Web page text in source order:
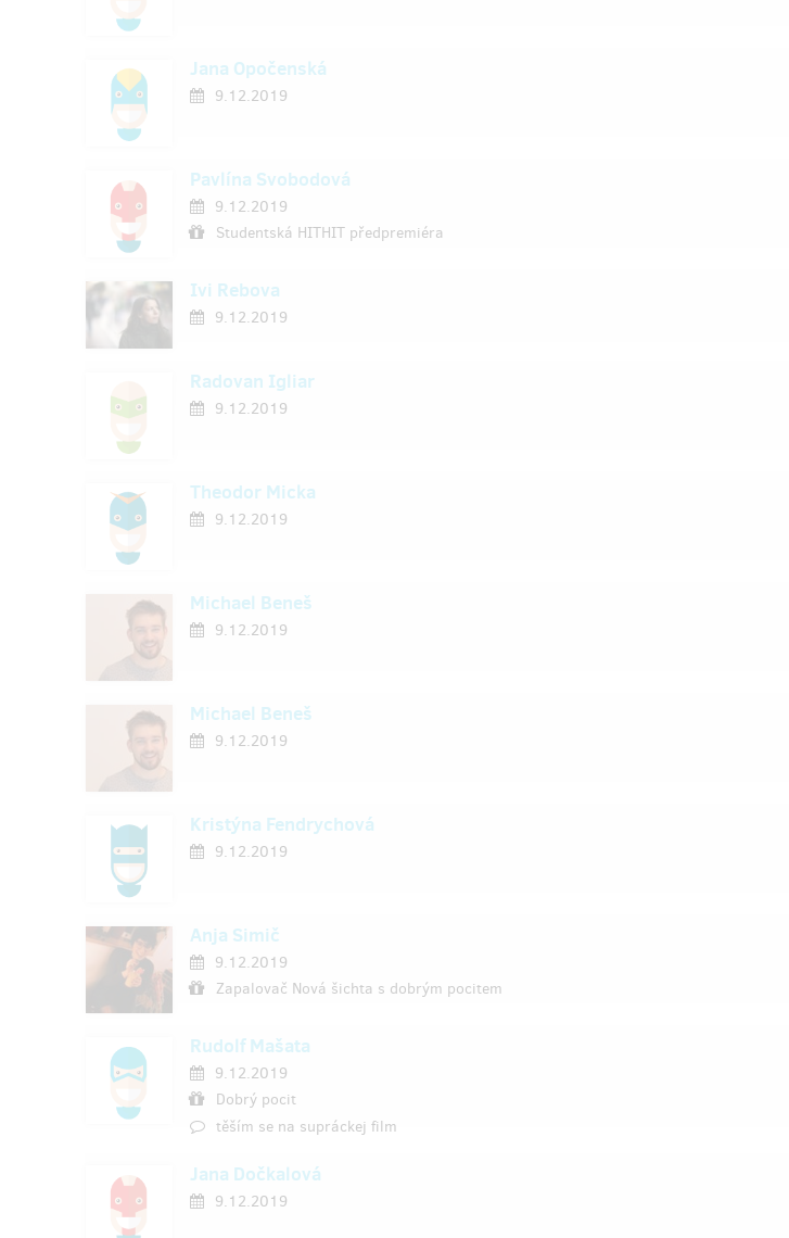
Jana Opočenská
9.12.2019
Pavlína Svobodová
9.12.2019
Studentská HITHIT předpremiéra
Ivi Rebova
9.12.2019
Radovan Igliar
9.12.2019
Theodor Micka
9.12.2019
Michael Beneš
9.12.2019
Michael Beneš
9.12.2019
Kristýna Fendrychová
9.12.2019
Anja Simič
9.12.2019
Zapalovač Nová šichta s dobrým pocitem
Rudolf Mašata
9.12.2019
Dobrý pocit
těším se na supráckej film
Jana Dočkalová
9.12.2019